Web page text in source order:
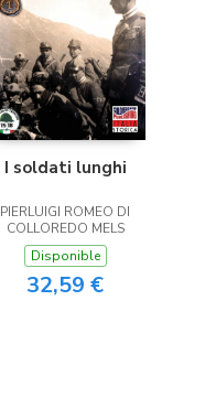
I soldati lunghi
PIERLUIGI ROMEO DI
COLLOREDO MELS
Disponible
32,59 €